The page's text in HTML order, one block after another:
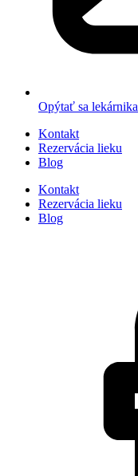
Opýtať sa lekárnika
Kontakt
Rezervácia lieku
Blog
Kontakt
Rezervácia lieku
Blog